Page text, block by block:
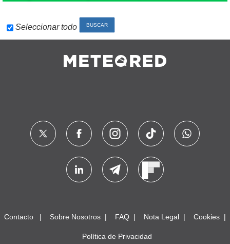
Seleccionar todo
Contacto Sobre Nosotros FAQ Nota Legal Cookies
Política de Privacidad